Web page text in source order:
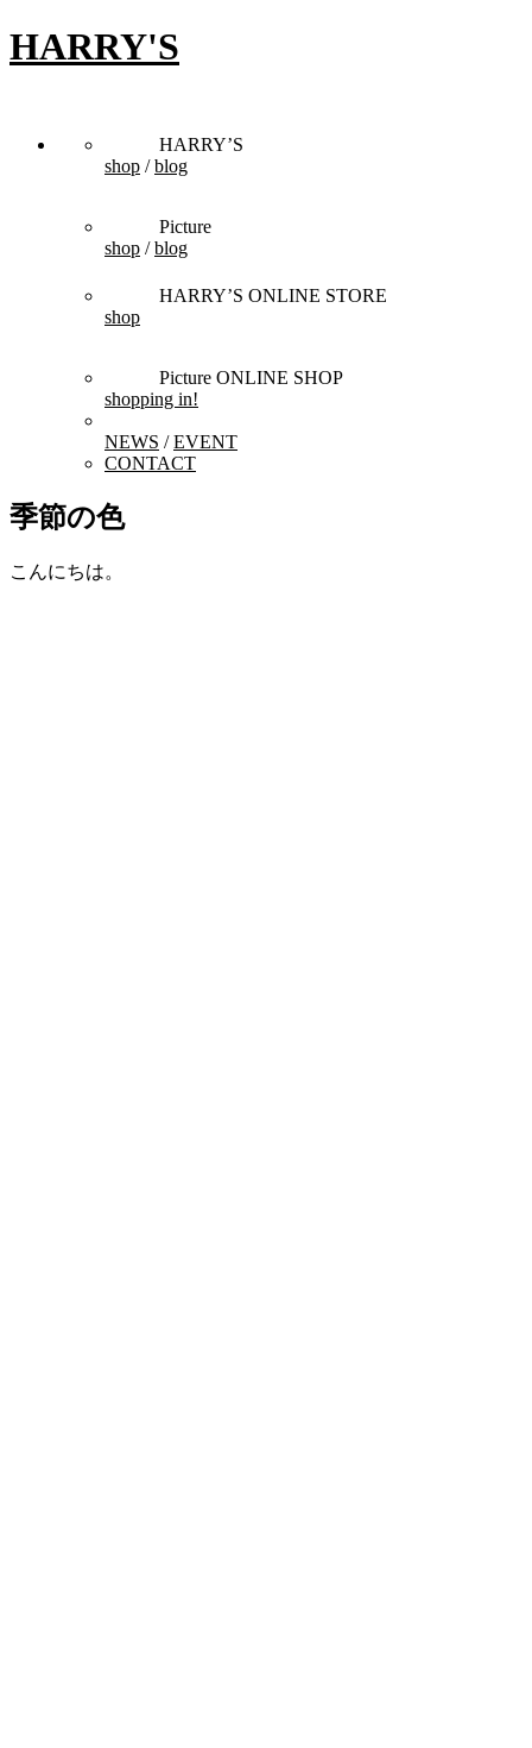
HARRY'S
HARRY’S
shop /blog
Picture
shop /blog
HARRY’S ONLINE STORE
shop
Picture ONLINE SHOP
shopping in!
NEWS /EVENT
CONTACT
季節の色
こんにちは。